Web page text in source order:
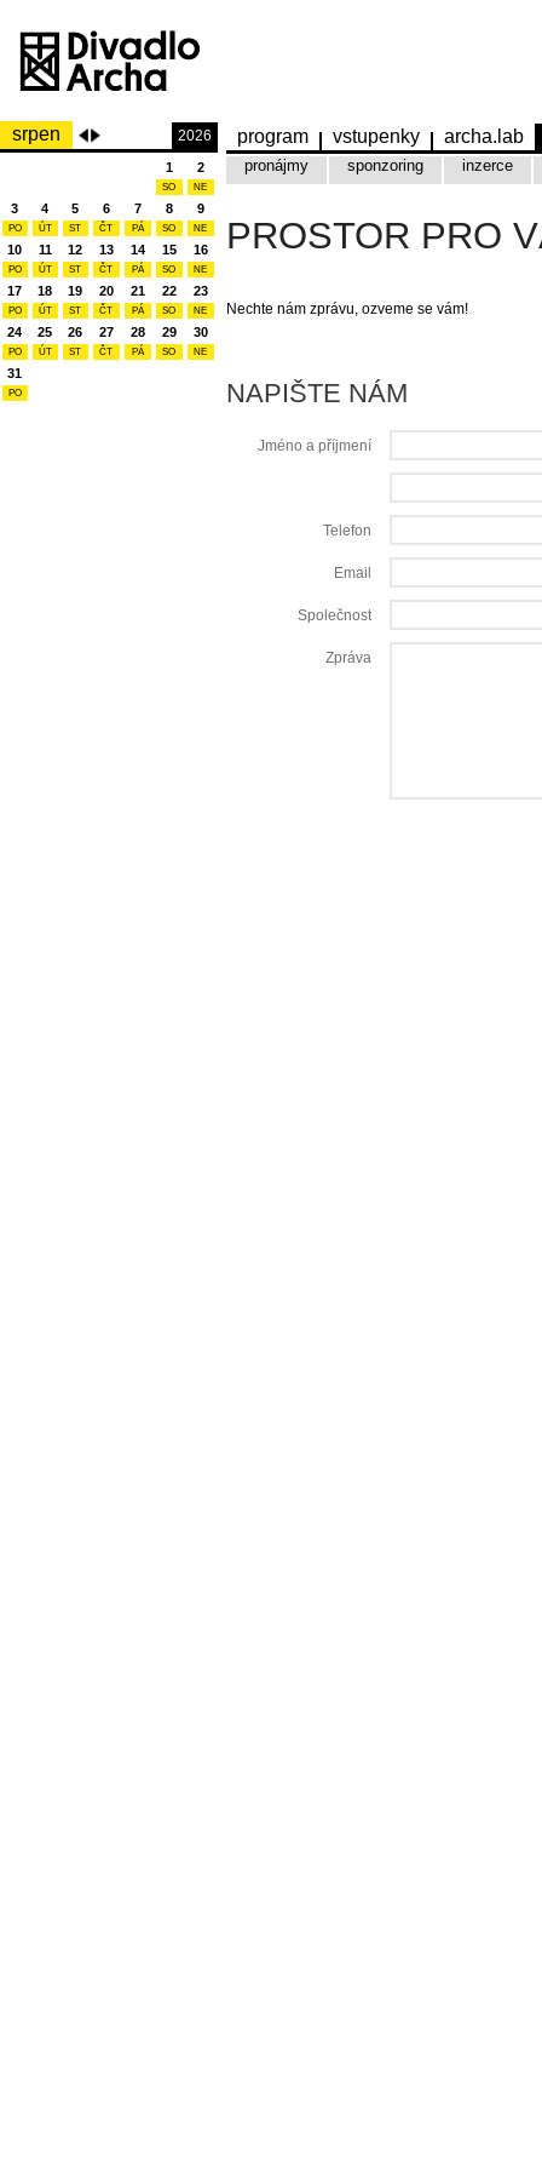
srpen 2026
1
SO
2
NE
3
PO
4
ÚT
5
ST
6
ČT
7
PÁ
8
SO
9
NE
10
PO
11
ÚT
12
ST
13
ČT
14
PÁ
15
SO
16
NE
17
PO
18
ÚT
19
ST
20
ČT
21
PÁ
22
SO
23
NE
24
PO
25
ÚT
26
ST
27
ČT
28
PÁ
29
SO
30
NE
31
PO
program vstupenky archa.lab
pronájmy sponzoring inzerce
PROSTOR PRO
Nechte nám zprávu, ozveme se vám!
NAPIŠTE NÁM
Jméno a příjmení
Telefon
Email
Společnost
Zpráva